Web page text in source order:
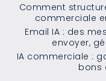
Comment
commerciale
Email IA : des
envoyer,
IA commerciale :
bons